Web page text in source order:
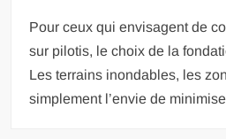
Pour ceux qui envisagent de
sur pilotis, le choix de la
Les terrains inondables, les
simplement l’envie de